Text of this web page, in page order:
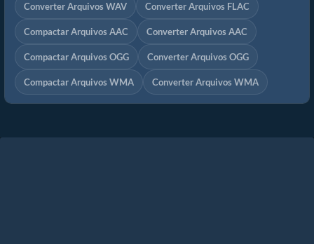
Converter Arquivos WAV Converter Arquivos FLAC
Compactar Arquivos AAC Converter Arquivos AAC
Compactar Arquivos OGG Converter Arquivos OGG
Compactar Arquivos WMA Converter Arquivos WMA